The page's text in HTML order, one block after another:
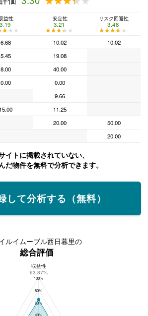
益性
3.19
安定性
3.21
★★★★★
★★★★★
リスク回避性
3.48
★★★★★
★★★★★
6.68 10.02
10.02
5.45
19.08
8.00
40.00
0.00
0.00
9.66
15.00
11.25
20.00
50.00
20.00
イトに掲載されていない、
だ物件を無料で分析できます。
して分析する（無料）
ルイムーブル西日暮里の
総合評価
アイルイムーブル西日暮里の総合評価
100%
80%
60%
収益性
63.87%